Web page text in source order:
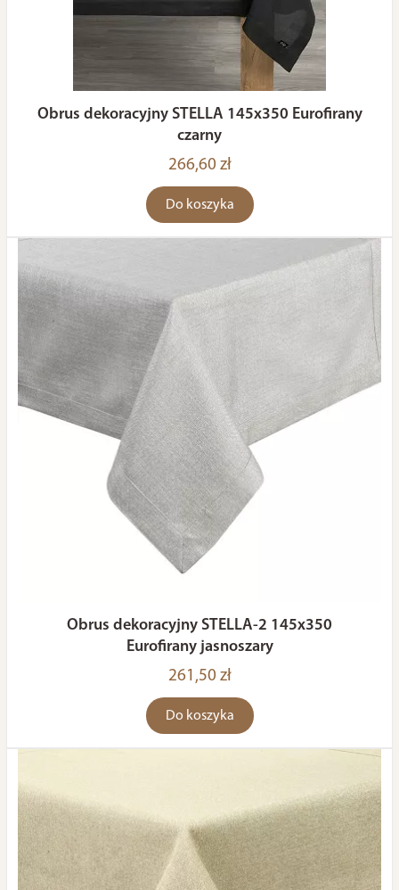
Obrus dekoracyjny STELLA 145x350 Eurofirany
czarny
266,60 zł
Do koszyka
Obrus dekoracyjny STELLA-2 145x350
Eurofirany jasnoszary
261,50 zł
Do koszyka